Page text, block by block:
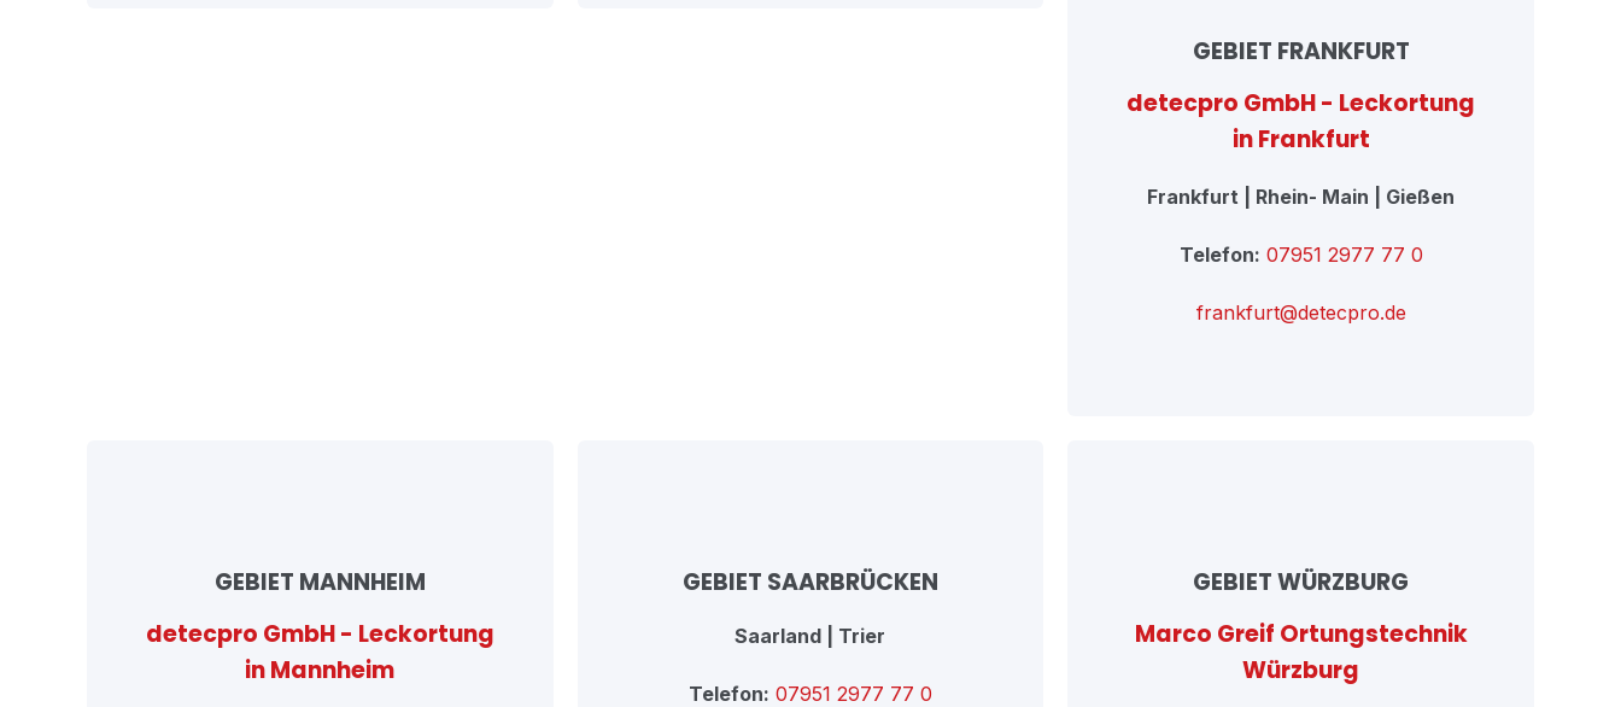
GEBIET FRANKFURT
detecpro GmbH - Leckortung
in Frankfurt
Frankfurt | Rhein- Main | Gießen
Telefon: 07951 2977 77 0
frankfurt@detecpro.de
GEBIET MANNHEIM
detecpro GmbH - Leckortung
in Mannheim
GEBIET SAARBRÜCKEN
Saarland | Trier
Telefon: 07951 2977 77 0
GEBIET WÜRZBURG
Marco Greif Ortungstechnik
Würzburg